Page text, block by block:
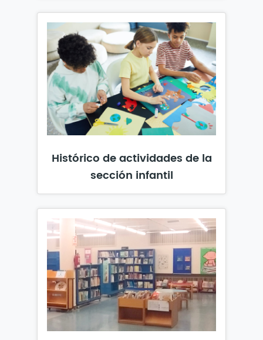
Histórico de actividades de la
sección infantil